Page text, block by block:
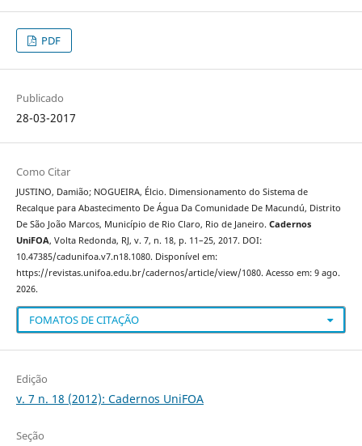
PDF
Publicado
28-03-2017
Como Citar
JUSTINO, Damião; NOGUEIRA, Élcio. Dimensionamento do Sistema de
Recalque para Abastecimento De Água Da Comunidade De Macundú, Distrito
De São João Marcos, Município de Rio Claro, Rio de Janeiro. Cadernos
UniFOA, Volta Redonda, RJ, v. 7, n. 18, p. 11–25, 2017. DOI:
10.47385/cadunifoa.v7.n18.1080. Disponível em:
https://revistas.unifoa.edu.br/cadernos/article/view/1080. Acesso em: 9 ago.
2026.
FOMATOS DE CITAÇÃO
Edição
v. 7 n. 18 (2012): Cadernos UniFOA
Seção